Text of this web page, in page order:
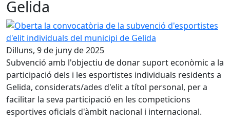
Gelida
Oberta la convocatòria de la subvenció d'esportistes
Dilluns, 9 de juny de 2025
Subvenció amb l'objectiu de donar suport econòmic a la
participació dels i les esportistes individuals residents a
Gelida, considerats/ades d'elit a títol personal, per a
facilitar la seva participació en les competicions
esportives oficials d'àmbit nacional i internacional.